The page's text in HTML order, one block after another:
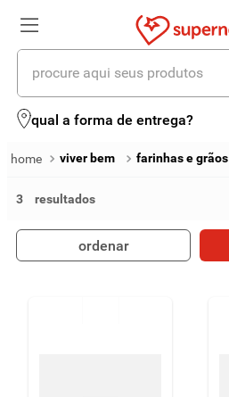
procure aqui seus produtos
qual a forma de entrega?
viver bem farinhas e grãos
3
ordenar
termos mais buscados
4º iogurte